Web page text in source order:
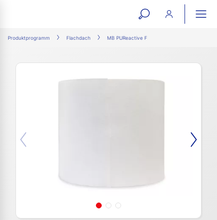
open
search
Produktprogramm Flachdach MB PUReactive F